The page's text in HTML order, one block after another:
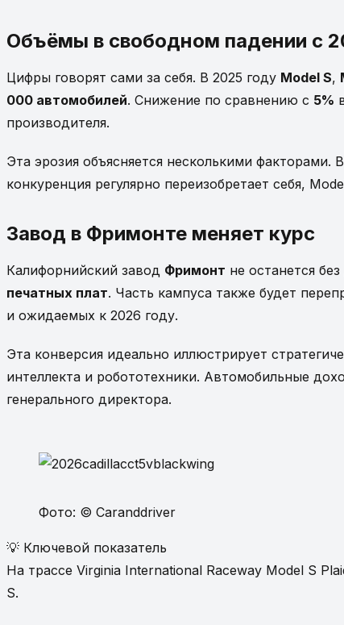
Объёмы в свободном падении с
Цифры говорят сами за себя. В 2025 году Model S,
000 автомобилей. Снижение по сравнению с 5%
производителя.
Эта эрозия объясняется несколькими факторами.
конкуренция регулярно переизобретает себя,
Завод в Фримонте меняет курс
Калифорнийский завод Фримонт не останется
печатных плат. Часть кампуса также будет
и ожидаемых к 2026 году.
Эта конверсия идеально иллюстрирует
интеллекта и робототехники. Автомобильные
генерального директора.
Фото: © Caranddriver
💡 Ключевой показатель
На трассе Virginia International Raceway Model S
S.